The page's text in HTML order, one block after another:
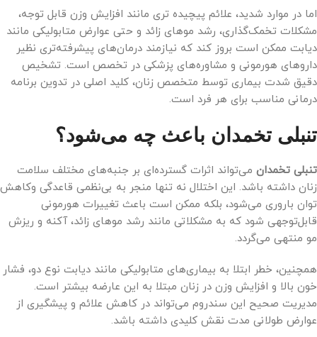
اما در موارد شدید، علائم پیچیده تری مانند افزایش وزن قابل توجه،
مشکلات تخمک‌گذاری، رشد موهای زائد و حتی عوارض متابولیکی مانند
دیابت ممکن است بروز کند که نیازمند درمان‌های پیشرفته‌تری نظیر
دارو‌های هورمونی و مشاوره‌های پزشکی در تخصص است. تشخیص
دقیق شدت بیماری توسط متخصص زنان، کلید اصلی در تدوین برنامه
درمانی مناسب برای هر فرد است.
تنبلی تخمدان باعث چه می‌شود؟
تنبلی تخمدان می‌تواند اثرات گسترده‌ای بر جنبه‌های مختلف سلامت
زنان داشته باشد. این اختلال نه تنها منجر به بی‌نظمی قاعدگی و‌کاهش
توان باروری می‌شود، بلکه ممکن است باعث تغییرات هورمونی
قابل‌توجهی شود که به مشکلاتی مانند رشد موهای زائد، آکنه و ریزش
مو منتهی می‌گردد.
همچنین، خطر ابتلا به بیماری‌های متابولیکی مانند دیابت نوع دو، فشار
خون بالا و افزایش وزن در زنان مبتلا به این عارضه بیشتر است.
مدیریت صحیح این سندروم می‌تواند در کاهش علائم و پیشگیری از
عوارض طولانی مدت نقش کلیدی داشته باشد.